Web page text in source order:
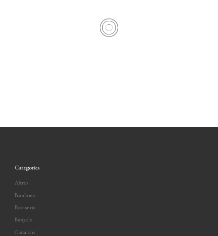
– Nata
– Crema
Categories
Altres
Bombons
Brioixeria
Bunyols
Canalons